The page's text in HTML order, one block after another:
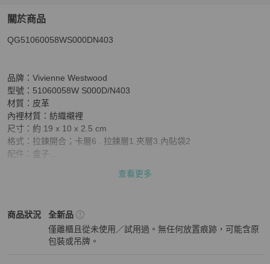
關於商品
關於Vivienne Westwood 星球銀logo荔枝皮面拉鍊長夾(黑)
QG51060058WS000DN403
品牌：Vivienne Westwood
型號：51060058W S000D/N403
材質：皮革
內裡材質：紡織襯裡
尺寸：約 19 x 10 x 2.5 cm
格式：拉鍊開合；卡層6 . 拉鍊層1.夾層3.內貼袋2
配件：盒子
注意事項：(請務必確認同意後下單)
3.鑑賞期商品僅供鑑賞，封條拆除後恕不接受退換貨商品配件以賣場
說明為準，請務必確認可接受再下單
4.如為親送商品請當場確認商品與配件，如現場無異議且交付成功，
查看更多
商品狀況
Vivienne Westwood女士錢包 / 小皮件
全新品
僅離櫃且從未使用／試用過。無任何放置痕跡，可能含原
包裝或吊牌。